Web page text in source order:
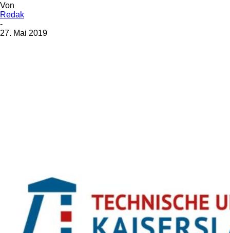
Von
Redak
-
27. Mai 2019